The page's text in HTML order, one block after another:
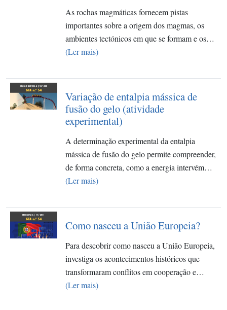
As rochas magmáticas fornecem pistas
importantes sobre a origem dos magmas, os
ambientes tectónicos em que se formam e os…
(Ler mais)
Variação de entalpia mássica de
fusão do gelo (atividade
experimental)
A determinação experimental da entalpia
mássica de fusão do gelo permite compreender,
de forma concreta, como a energia intervém…
(Ler mais)
Como nasceu a União Europeia?
Para descobrir como nasceu a União Europeia,
investiga os acontecimentos históricos que
transformaram conflitos em cooperação e…
(Ler mais)